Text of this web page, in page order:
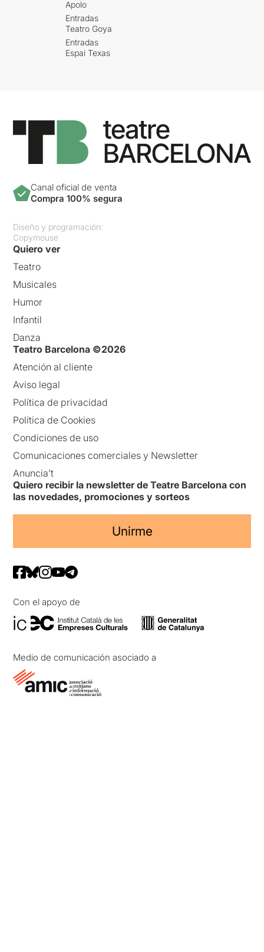
Apolo
Entradas
Teatro Goya
Entradas
Espai Texas
Canal oficial de venta
Compra 100% segura
Diseño y programación:
Copymouse
Quiero ver
Teatro
Musicales
Humor
Infantil
Danza
Teatro Barcelona ©2026
Atención al cliente
Aviso legal
Política de privacidad
Política de Cookies
Condiciones de uso
Comunicaciones comerciales y Newsletter
Anuncia’t
Quiero recibir la newsletter de Teatre Barcelona con
las novedades, promociones y sorteos
Unirme
Con el apoyo de
Medio de comunicación asociado a